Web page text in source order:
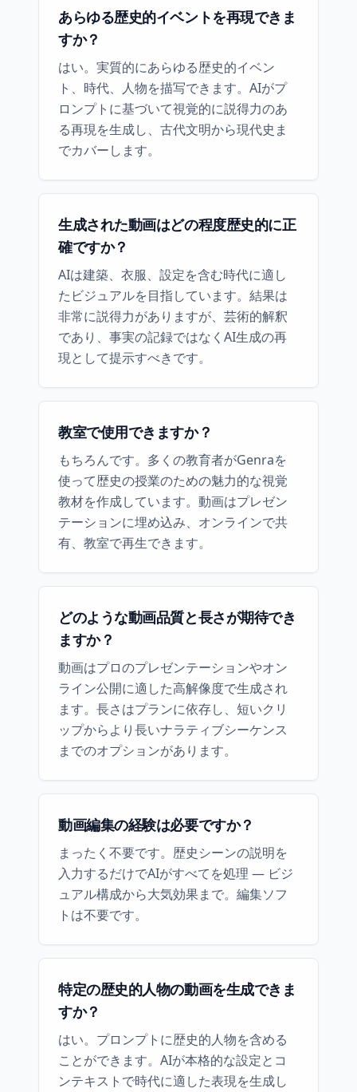
あらゆる歴史的イベントを再現できま
すか？
はい。実質的にあらゆる歴史的イベン
ト、時代、人物を描写できます。AIがプ
ロンプトに基づいて視覚的に説得力のあ
る再現を生成し、古代文明から現代史ま
でカバーします。
生成された動画はどの程度歴史的に正
確ですか？
AIは建築、衣服、設定を含む時代に適し
たビジュアルを目指しています。結果は
非常に説得力がありますが、芸術的解釈
であり、事実の記録ではなくAI生成の再
現として提示すべきです。
教室で使用できますか？
もちろんです。多くの教育者がGenraを
使って歴史の授業のための魅力的な視覚
教材を作成しています。動画はプレゼン
テーションに埋め込み、オンラインで共
有、教室で再生できます。
どのような動画品質と長さが期待でき
ますか？
動画はプロのプレゼンテーションやオン
ライン公開に適した高解像度で生成され
ます。長さはプランに依存し、短いクリ
ップからより長いナラティブシーケンス
までのオプションがあります。
動画編集の経験は必要ですか？
まったく不要です。歴史シーンの説明を
入力するだけでAIがすべてを処理 — ビジ
ュアル構成から大気効果まで。編集ソフ
トは不要です。
特定の歴史的人物の動画を生成できま
すか？
はい。プロンプトに歴史的人物を含める
ことができます。AIが本格的な設定とコ
ンテキストで時代に適した表現を生成し